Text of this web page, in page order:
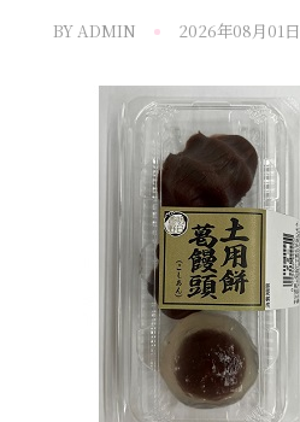
BY ADMIN 2026年08月01日